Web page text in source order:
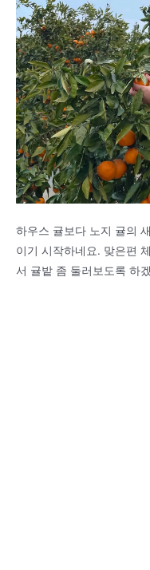
하우스 귤보다 노지 귤의
이기 시작하네요. 맞은편
서 귤밭 좀 둘러보도록 하